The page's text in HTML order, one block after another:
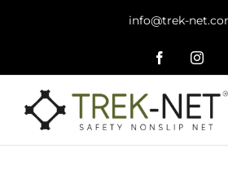
info@trek-
Facebook